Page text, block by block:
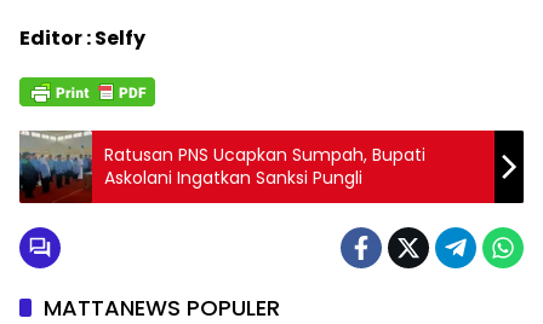
Editor : Selfy
Ratusan PNS Ucapkan Sumpah, Bupati
Askolani Ingatkan Sanksi Pungli
MATTANEWS POPULER